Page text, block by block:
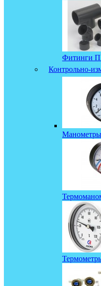
Фитинги
Контрольно-
Манометры